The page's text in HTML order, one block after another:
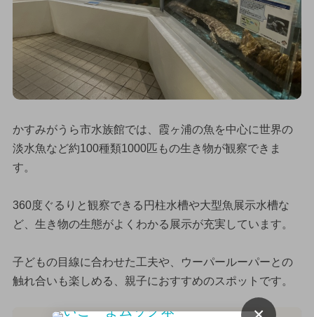
かすみがうら市水族館では、霞ヶ浦の魚を中心に世界の
淡水魚など約100種類1000匹もの生き物が観察できま
す。
360度ぐるりと観察できる円柱水槽や大型魚展示水槽な
ど、生き物の生態がよくわかる展示が充実しています。
子どもの目線に合わせた工夫や、ウーパールーパーとの
触れ合いも楽しめる、親子におすすめのスポットです。